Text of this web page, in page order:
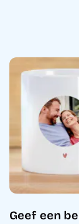
Geef een